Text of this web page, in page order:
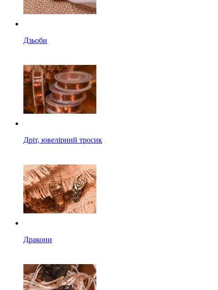
Дзьоби
Дріт, ювелірний тросик
Дракони